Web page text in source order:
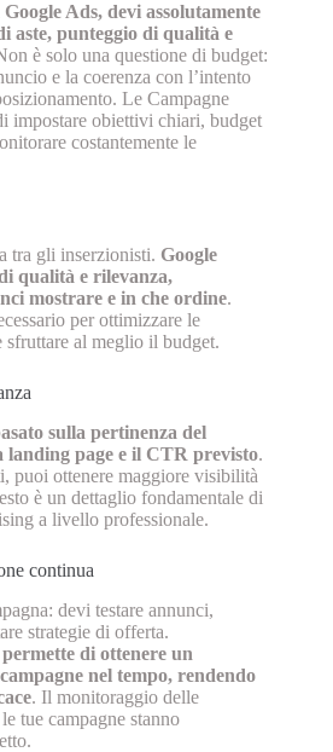
Ads, devi assolutamente
aste, punteggio di qualità e
è solo una questione di budget:
e la coerenza con l’intento
Le Campagne
impostare obiettivi chiari, budget
costantemente le
tra gli inserzionisti. Google
qualità e rilevanza,
mostrare e in che ordine.
per ottimizzare le
sfruttare al meglio il budget.
sulla pertinenza del
landing page e il CTR previsto.
puoi ottenere maggiore visibilità
è un dettaglio fondamentale di
a livello professionale.
continua
devi testare annunci,
strategie di offerta.
di ottenere un
nel tempo, rendendo
. Il monitoraggio delle
tue campagne stanno